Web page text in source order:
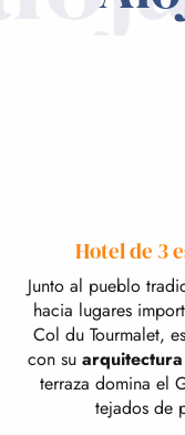
Hotel de 3
Junto al pueblo
hacia lugares
Col du Tourmalet,
con su
terraza domina el
tejados de